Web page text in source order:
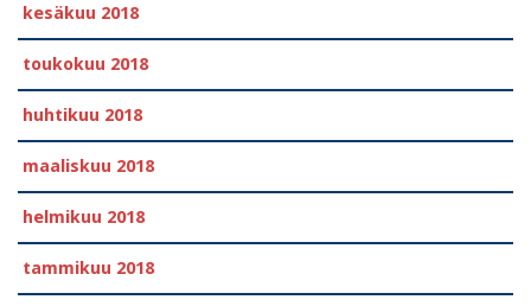
kesäkuu 2018
toukokuu 2018
huhtikuu 2018
maaliskuu 2018
helmikuu 2018
tammikuu 2018